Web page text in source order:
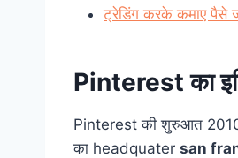
ट्रेडिंग करके कमाए पैसे
Pinterest का
Pinterest की शुरुआत
का headquater san